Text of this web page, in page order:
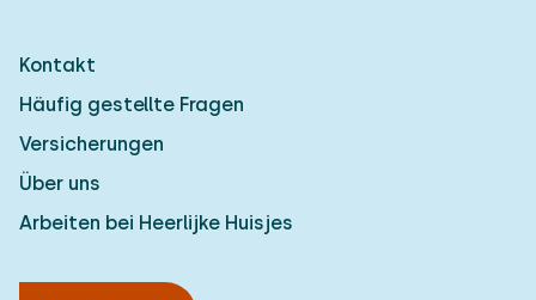
Kontakt
Häufig gestellte Fragen
Versicherungen
Über uns
Arbeiten bei Heerlijke Huisjes